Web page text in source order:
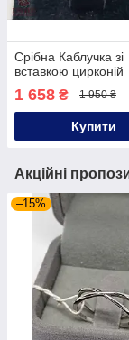
Срібна Каблучка зі
вставкою цирконій
1 658 ₴ 1 950 ₴
Купити
Акційні
–15%